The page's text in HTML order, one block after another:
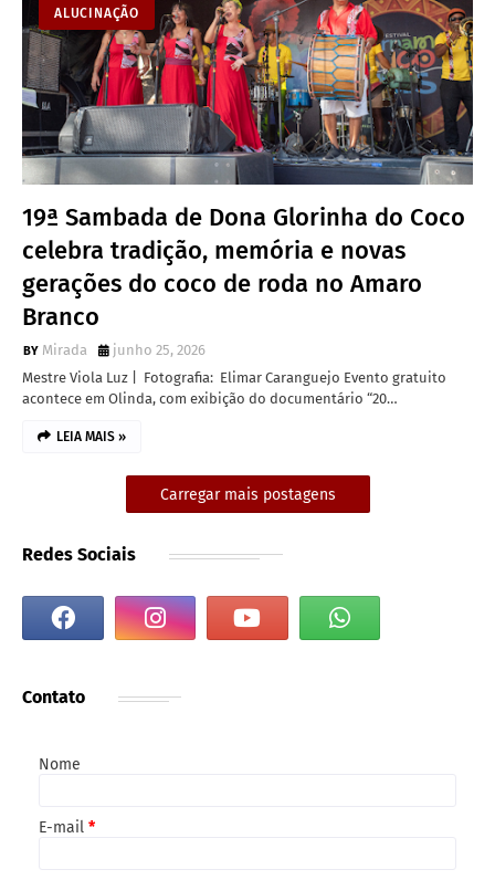
ALUCINAÇÃO
19ª Sambada de Dona Glorinha do Coco
celebra tradição, memória e novas
gerações do coco de roda no Amaro
Branco
Mirada
junho 25, 2026
Mestre Viola Luz | Fotografia: Elimar Caranguejo Evento gratuito
acontece em Olinda, com exibição do documentário “20…
LEIA MAIS »
Carregar mais postagens
Redes Sociais
Contato
Nome
E-mail *